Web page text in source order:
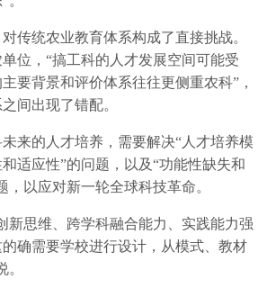
统农业教育体系构成了直接挑战。
位，“搞工科的人才发展空间可能受
要背景和评价体系往往更侧重农科”，
间出现了错配。
的人才培养，需要解决“人才培养模
适应性”的问题，以及“功能性缺失和
，以应对新一轮全球科技革命。
思维、跨学科融合能力、实践能力强
确需要学校进行设计，从模式、教材
。